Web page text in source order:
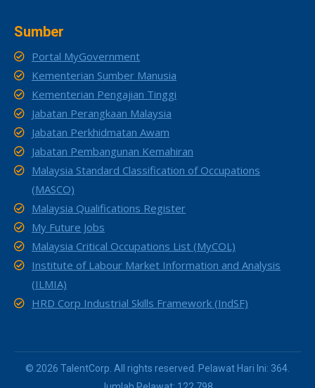
Sumber
Portal MyGovernment
Kementerian Sumber Manusia
Kementerian Pengajian Tinggi
Jabatan Perangkaan Malaysia
Jabatan Perkhidmatan Awam
Jabatan Pembangunan Kemahiran
Malaysia Standard Classification of Occupations
(MASCO)
Malaysia Qualifications Register
My Future Jobs
Malaysia Critical Occupations List (MyCOL)
Institute of Labour Market Information and Analysis
(ILMIA)
HRD Corp Industrial Skills Framework (IndSF)
© 2026 TalentCorp. All rights reserved. Pelawat Hari Ini: 364.